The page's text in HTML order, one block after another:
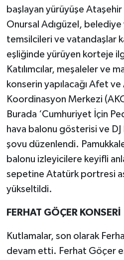
başlayan yürüyüşe Ataşehir
Onursal Adıgüzel,
temsilcileri ve vatandaşlar
eşliğinde yürüyen korteje
Katılımcılar, meşaleler ve
konserin yapılacağı Afet
Koordinasyon Merkezi
Burada ‘Cumhuriyet İçin
hava balonu gösterisi ve DJ
şovu düzenlendi.
balonu izleyicilere keyifli
sepetine Atatürk portresi
yükseltildi.
FERHAT GÖÇER KONSERİ
Kutlamalar, son olarak
devam etti. Ferhat Göçer